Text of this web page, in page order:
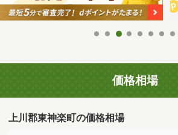
価格相場
上川郡東神楽町の価格相場